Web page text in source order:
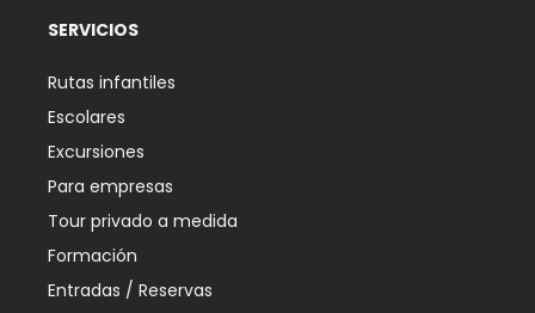
SERVICIOS
Rutas infantiles
Escolares
Excursiones
Para empresas
Tour privado a medida
Formación
Entradas / Reservas